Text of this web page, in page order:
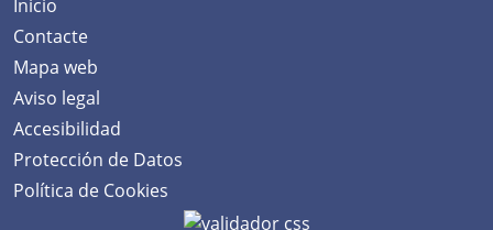
Inicio
Contacte
Mapa web
Aviso legal
Accesibilidad
Protección de Datos
Política de Cookies